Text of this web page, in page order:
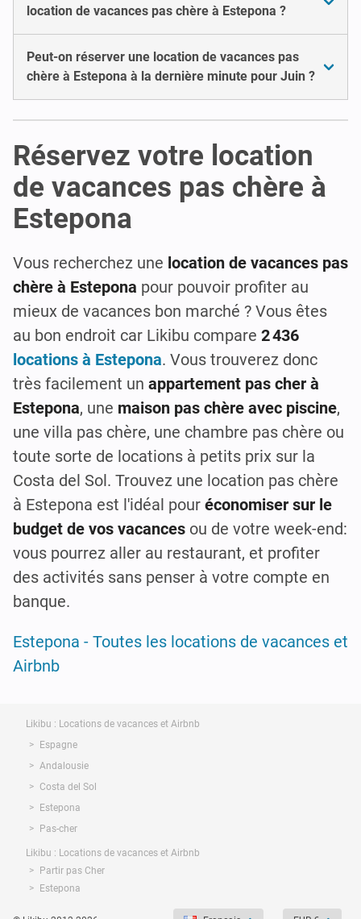
location de vacances pas chère à Estepona ?
Peut-on réserver une location de vacances pas
chère à Estepona à la dernière minute pour Juin ?
Réservez votre location
de vacances pas chère à
Estepona
Vous recherchez une location de vacances pas
chère à Estepona pour pouvoir profiter au
mieux de vacances bon marché ? Vous êtes
au bon endroit car Likibu compare 2 436
locations à Estepona. Vous trouverez donc
très facilement un appartement pas cher à
Estepona, une maison pas chère avec piscine,
une villa pas chère, une chambre pas chère ou
toute sorte de locations à petits prix sur la
Costa del Sol. Trouvez une location pas chère
à Estepona est l'idéal pour économiser sur le
budget de vos vacances ou de votre week-end:
vous pourrez aller au restaurant, et profiter
des activités sans penser à votre compte en
banque.
Estepona - Toutes les locations de vacances et
Airbnb
Likibu : Locations de vacances et Airbnb
Espagne
Andalousie
Costa del Sol
Estepona
Pas-cher
Likibu : Locations de vacances et Airbnb
Partir pas Cher
Estepona